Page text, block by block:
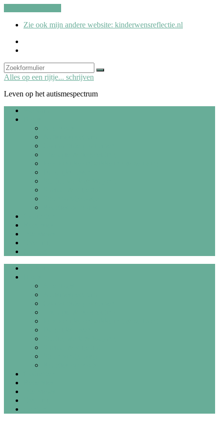
Zie ook mijn andere website: kinderwensreflectie.nl
Zoeken
Alles op een rijtje... schrijven
Leven op het autismespectrum